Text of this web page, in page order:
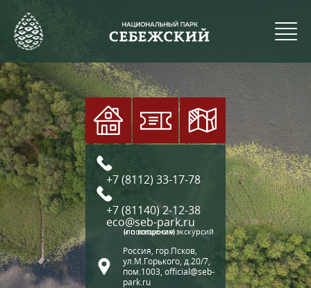
+7 (8112) 33-17-78
+7 (81140) 2-12-38
eco@seb-park.ru
(по вопросам экскурсий и посещения)
Россия, гор.Псков,
ул.М.Горького, д.20/7,
пом.1003, official@seb-
park.ru